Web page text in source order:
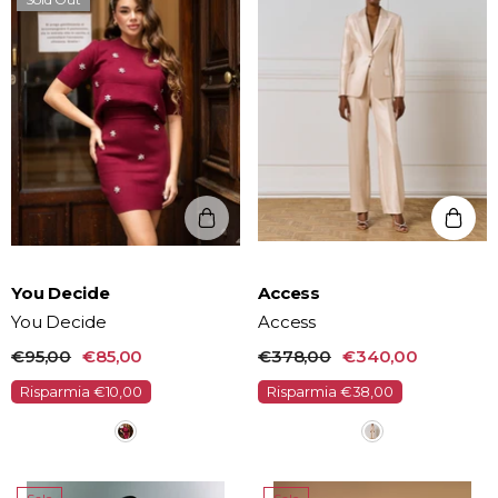
Vendor:
You Decide
You Decide
€95,00 €85,00
Risparmia €10,00
Vendor:
Access
Access
€378,00 €340,00
Risparmia €38,00